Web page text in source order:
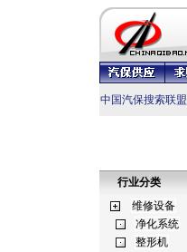
中国汽保搜索联盟
行业分类